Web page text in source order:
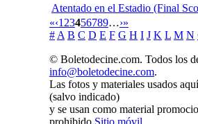
Atentado en el Estadio (Final
«‹1 23456789…›»
# A B C D E F G H I J K L M N
© Boletodecine.com. Todos los
info@boletodecine.com.
Las fotos y materiales usados
(salvo indicado)
y se usan como material
prohibido.Sitio móvil